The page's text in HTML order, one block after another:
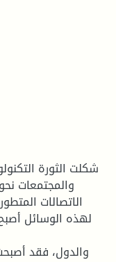
شكلت الثورة
والمجتمعات
الاتصالات
لهذه الوسائل
والدول، فقد